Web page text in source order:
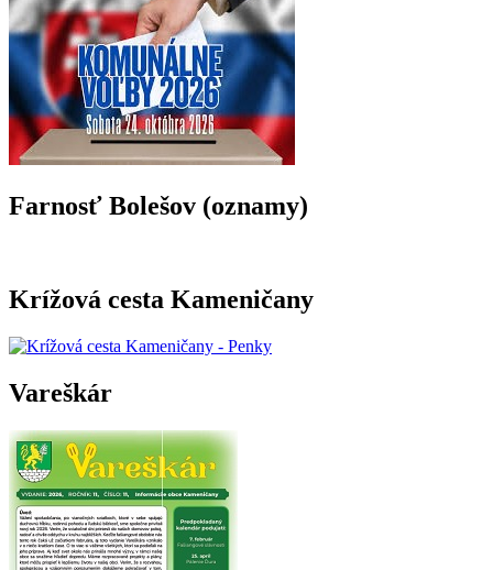
Farnosť Bolešov (oznamy)
Krížová cesta Kameničany
Vareškár